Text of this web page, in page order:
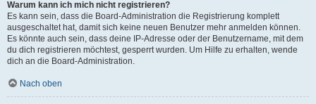
Warum kann ich mich nicht registrieren?
Es kann sein, dass die Board-Administration die Registrierung komplett
ausgeschaltet hat, damit sich keine neuen Benutzer mehr anmelden können.
Es könnte auch sein, dass deine IP-Adresse oder der Benutzername, mit dem
du dich registrieren möchtest, gesperrt wurden. Um Hilfe zu erhalten, wende
dich an die Board-Administration.
Nach oben